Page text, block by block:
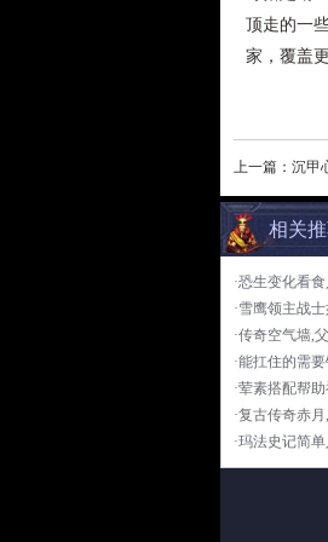
顶走的一
家，覆盖
上一篇： 沉甲
相关
·恐生变化看
·雪鹰领主战
·传奇空气墙,
·能扛住的需
·荤素搭配帮
·复古传奇赤
·玛法史记简